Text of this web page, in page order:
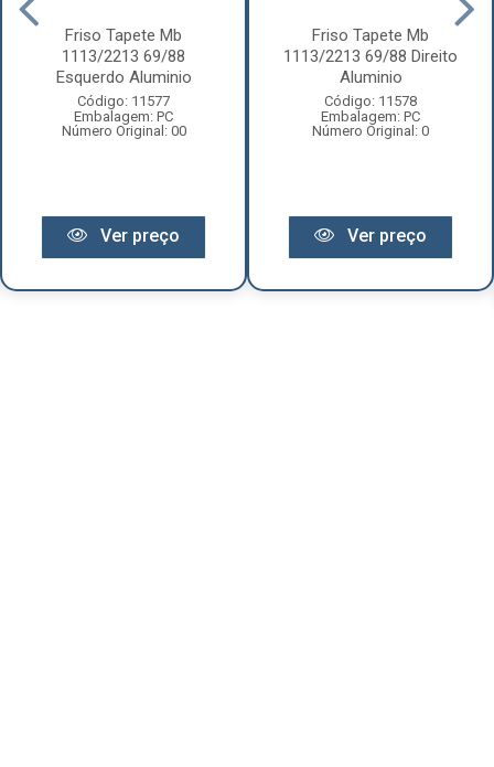
Friso Tapete Mb
1113/2213 69/88
Esquerdo Aluminio
Código: 11577
Embalagem: PC
Número Original: 00
Ver preço
Friso Tapete Mb
1113/2213 69/88 Direito
Aluminio
Código: 11578
Embalagem: PC
Número Original: 0
Ver preço